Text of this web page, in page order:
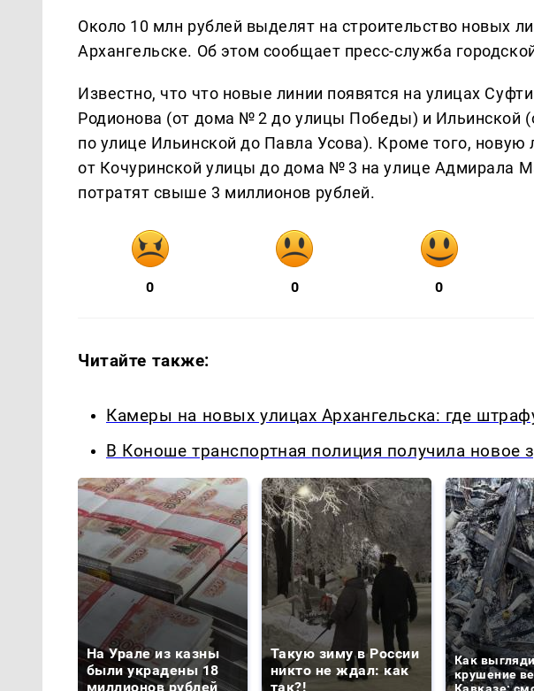
Около 10 млн рублей выделят на строительство новых
Архангельске. Об этом сообщает пресс-служба
Известно, что что новые линии появятся на улицах
Родионова (от дома № 2 до улицы Победы) и Ильинской
по улице Ильинской до Павла Усова). Кроме того, новую
от Кочуринской улицы до дома № 3 на улице Адмирала
потратят свыше 3 миллионов рублей.
0 0 0
Читайте также:
Камеры на новых улицах Архангельска: где
В Коноше транспортная полиция получила новое
На Урале из казны
были украдены 18
миллионов рублей
Такую зиму в России
никто не ждал: как
так?!
Как
крушение